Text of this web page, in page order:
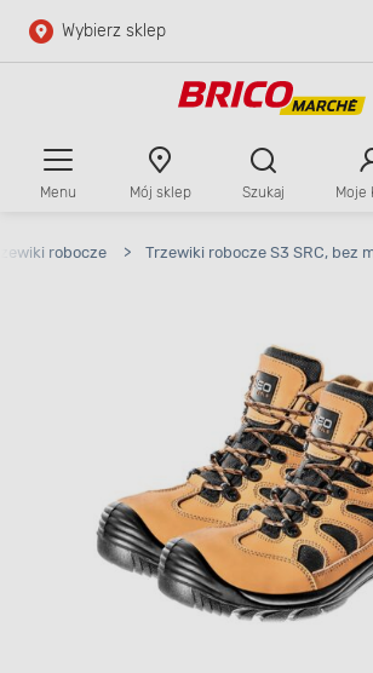
Przejdź do głównej zawartości
Wybierz sklep
Menu Mój sklep Szukaj Moje
robocze > Trzewiki robocze S3 SRC, bez